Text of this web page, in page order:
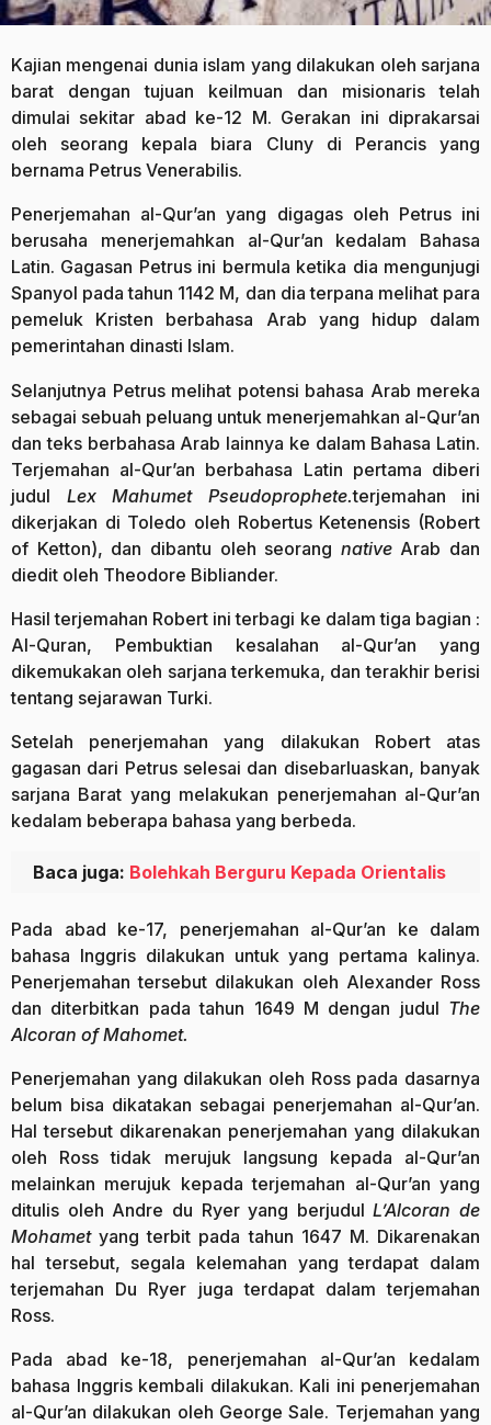
Kajian mengenai dunia islam yang dilakukan oleh sarjana
barat dengan tujuan keilmuan dan misionaris telah
dimulai sekitar abad ke-12 M. Gerakan ini diprakarsai
oleh seorang kepala biara Cluny di Perancis yang
bernama Petrus Venerabilis.
Penerjemahan al-Qur’an yang digagas oleh Petrus ini
berusaha menerjemahkan al-Qur’an kedalam Bahasa
Latin. Gagasan Petrus ini bermula ketika dia mengunjugi
Spanyol pada tahun 1142 M, dan dia terpana melihat para
pemeluk Kristen berbahasa Arab yang hidup dalam
pemerintahan dinasti Islam.
Selanjutnya Petrus melihat potensi bahasa Arab mereka
sebagai sebuah peluang untuk menerjemahkan al-Qur’an
dan teks berbahasa Arab lainnya ke dalam Bahasa Latin.
Terjemahan al-Qur’an berbahasa Latin pertama diberi
judul Lex Mahumet Pseudoprophete.terjemahan ini
dikerjakan di Toledo oleh Robertus Ketenensis (Robert
of Ketton), dan dibantu oleh seorang nativeArab dan
diedit oleh Theodore Bibliander.
Hasil terjemahan Robert ini terbagi ke dalam tiga bagian :
Al-Quran, Pembuktian kesalahan al-Qur’an yang
dikemukakan oleh sarjana terkemuka, dan terakhir berisi
tentang sejarawan Turki.
Setelah penerjemahan yang dilakukan Robert atas
gagasan dari Petrus selesai dan disebarluaskan, banyak
sarjana Barat yang melakukan penerjemahan al-Qur’an
kedalam beberapa bahasa yang berbeda.
Baca juga: Bolehkah Berguru Kepada Orientalis
Pada abad ke-17, penerjemahan al-Qur’an ke dalam
bahasa Inggris dilakukan untuk yang pertama kalinya.
Penerjemahan tersebut dilakukan oleh Alexander Ross
dan diterbitkan pada tahun 1649 M dengan judul The
Alcoran of Mahomet.
Penerjemahan yang dilakukan oleh Ross pada dasarnya
belum bisa dikatakan sebagai penerjemahan al-Qur’an.
Hal tersebut dikarenakan penerjemahan yang dilakukan
oleh Ross tidak merujuk langsung kepada al-Qur’an
melainkan merujuk kepada terjemahan al-Qur’an yang
ditulis oleh Andre du Ryer yang berjudulL’Alcoran de
Mohametyang terbit pada tahun 1647 M. Dikarenakan
hal tersebut, segala kelemahan yang terdapat dalam
terjemahan Du Ryer juga terdapat dalam terjemahan
Ross.
Pada abad ke-18, penerjemahan al-Qur’an kedalam
bahasa Inggris kembali dilakukan. Kali ini penerjemahan
al-Qur’an dilakukan oleh George Sale. Terjemahan yang